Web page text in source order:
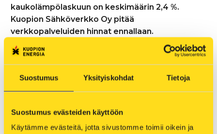
Suostumus Yksityiskohdat Tietoja
Suostumus evästeiden käyttöön
Käytämme evästeitä, jotta sivustomme toimii oikein ja
kaukolämpölaskuun on keskimäärin 2,4 %.
Kuopion Sähköverkko Oy pitää
verkkopalveluiden hinnat ennallaan.
Kaukolämpöasiakkaalle Kuopion pääverkon
alueella perusmaksumuutoksen vaikutus
kuukausittaiseen lämpölaskuun on pientaloissa 3–
4 euroa, rivi- ja kerrostalohuoneistoissa 1–3 euroa.
asiakkaille muutoksen vaikutus on hieman
pienempi.